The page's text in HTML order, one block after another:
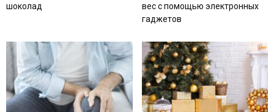
шоколад
вес с помощью электронных
гаджетов